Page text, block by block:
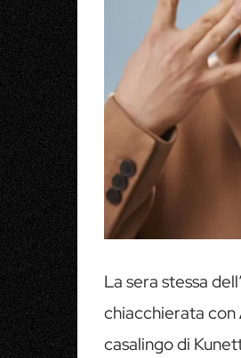
La sera stessa
chiacchierata con
casalingo di